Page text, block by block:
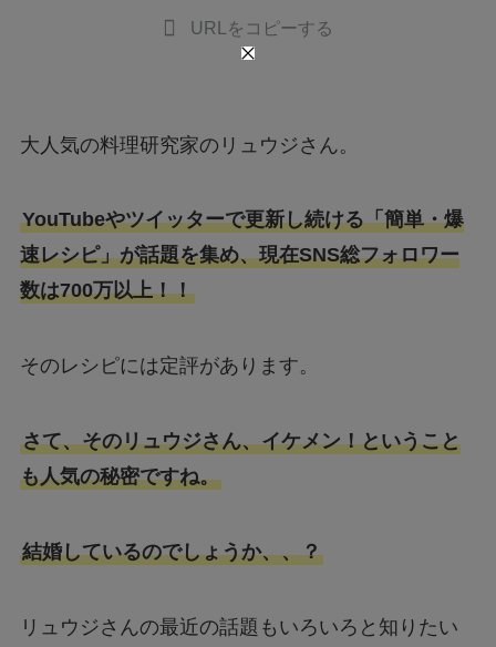
URLをコピーする
大人気の料理研究家のリュウジさん。
YouTubeやツイッターで更新し続ける「簡単・爆
速レシピ」が話題を集め、現在SNS総フォロワー
数は700万以上！！
そのレシピには定評があります。
さて、そのリュウジさん、イケメン！ということ
も人気の秘密ですね。
結婚しているのでしょうか、、？
リュウジさんの最近の話題もいろいろと知りたい